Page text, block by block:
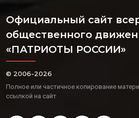
Официальный сайт
общественного
«ПАТРИОТЫ РОССИИ»
© 2006-2026
Полное или частичное копирование
ссылкой на сайт